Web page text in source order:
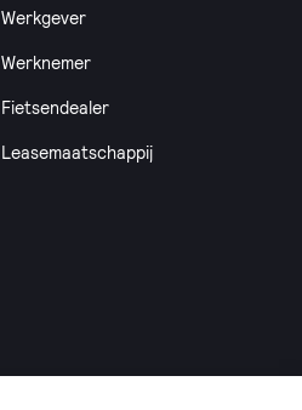
Werkgever
Werknemer
Fietsendealer
Leasemaatschappij